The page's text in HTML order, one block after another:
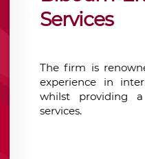
Services
The firm is
experience in
whilst providing
services.